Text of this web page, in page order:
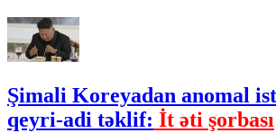
Şimali Koreyadan anomal
qeyri-adi təklif: İt əti şorbası